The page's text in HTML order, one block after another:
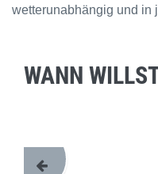
wetterunabhängig und in
WANN